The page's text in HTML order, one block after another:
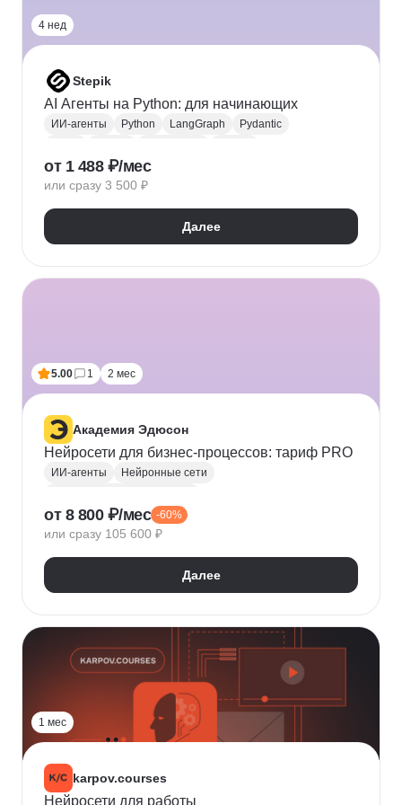
4 нед
Stepik
AI Агенты на Python: для начинающих
ИИ-агенты Python LangGraph
Pydantic
Модульное тестирование
от 1 488 ₽/мес
или сразу 3 500 ₽
Далее
5.00 1 2 мес
Академия Эдюсон
Нейросети для бизнес-процессов: тариф PRO
ИИ-агенты
Нейронные сети
Оптимизация бизнес-процессов
Управление бизнес-процессами
Промпт-инжиниринг
Стратегическое планирование
от 8 800 ₽/мес -60%
или сразу 105 600 ₽
Далее
1 мес
karpov.courses
Нейросети для работы